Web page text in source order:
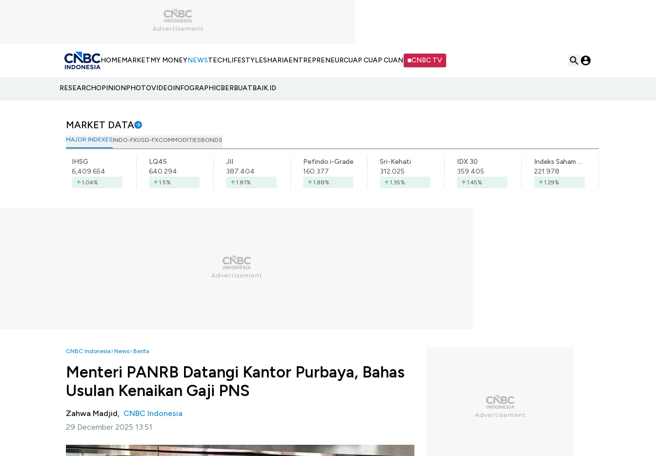
HOMEMARKETMY MONEYNEWSTECHLIFESTYLESHARIAENTREPRENEURCUAP CUAP CUAN CNBC TV
RESEARCHOPINIONPHOTOVIDEOINFOGRAPHICBERBUATBAIK.ID
MARKET DATA
MAJOR INDEXESINDO-FXUSD-FXCOMMODITIESBONDS
IHSG
6,409.654
1.04%
LQ45
640.294
1.5%
JII
387.404
1.81%
Pefindo i-Grade
160.377
1.88%
Sri-Kehati
312.025
1.35%
IDX 30
359.405
1.45%
Indeks Saham Syariah Indonesia
221.978
1.29%
CNBC Indonesia News Berita
Menteri PANRB Datangi Kantor Purbaya, Bahas
Usulan Kenaikan Gaji PNS
Zahwa Madjid, CNBC Indonesia
29 December 2025 13:51